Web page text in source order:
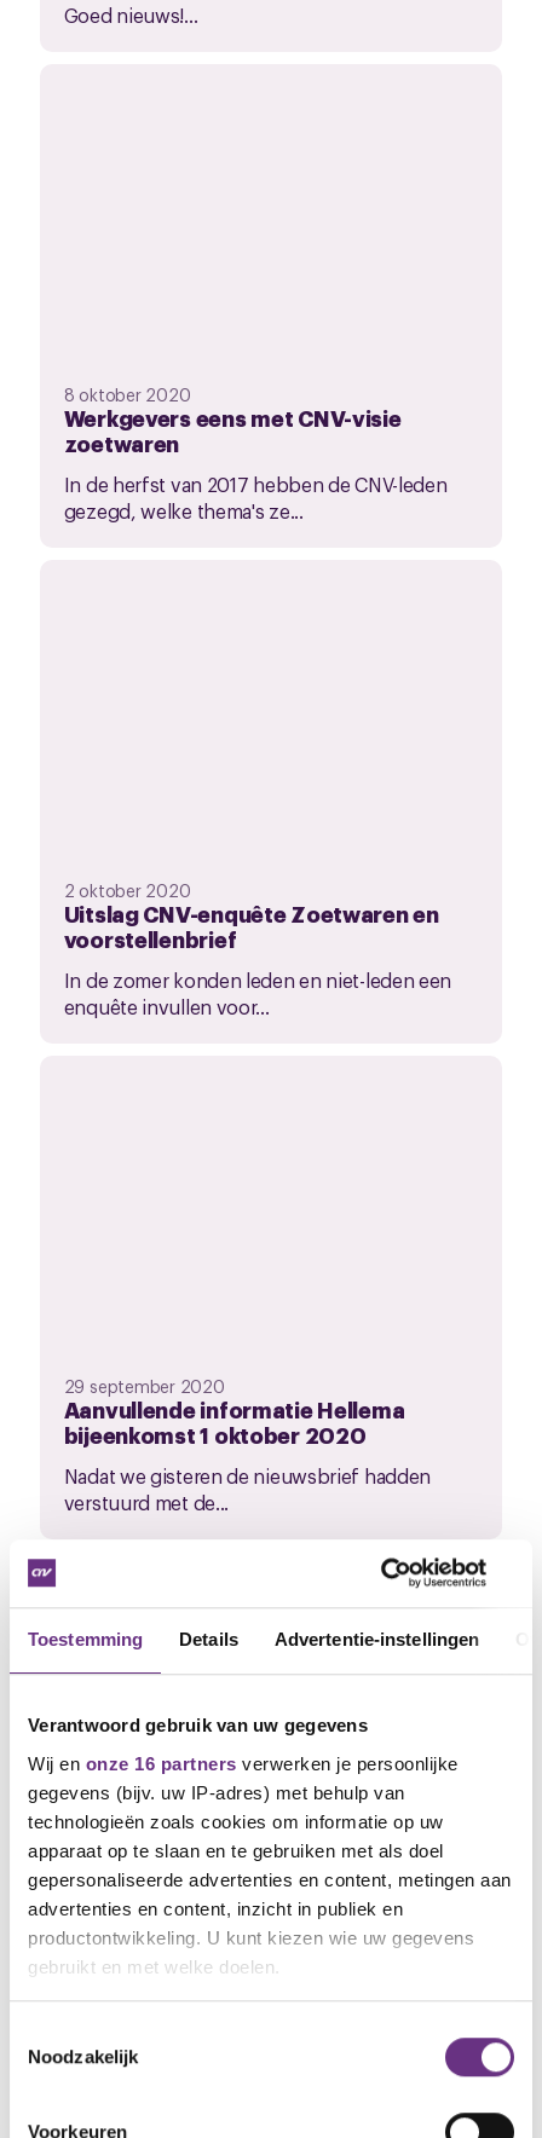
Toestemming Details Advertentie-instellingen
Verantwoord gebruik van uw gegevens
Wij en onze 16 partners verwerken je persoonlijke
gegevens (bijv. uw IP-adres) met behulp van
technologieën zoals cookies om informatie op uw
apparaat op te slaan en te gebruiken met als doel
gepersonaliseerde advertenties en content, metingen aan
advertenties en content, inzicht in publiek en
productontwikkeling. U kunt kiezen wie uw gegevens
gebruikt en met welke doelen.
Informatie verzamelen over uw geografische
Uw apparaat identificeren door het actief te
Noodzakelijk
Voorkeuren
Goed nieuws!...
8 oktober 2020
Werkgevers eens met CNV-visie
zoetwaren
In de herfst van 2017 hebben de CNV-leden
gezegd, welke thema's ze...
2 oktober 2020
Uitslag CNV-enquête Zoetwaren en
voorstellenbrief
In de zomer konden leden en niet-leden een
enquête invullen voor...
29 september 2020
Aanvullende informatie Hellema
bijeenkomst 1 oktober 2020
Nadat we gisteren de nieuwsbrief hadden
verstuurd met de...
15 september 2020
Eerste overleg Cao Bakkersbedrijf,
uitermate teleurstellend
Op maandag 14 september vond het eerste
cao-gesprek plaats over de...